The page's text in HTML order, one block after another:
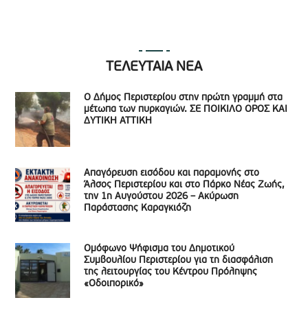
ΤΕΛΕΥΤΑΙΑ ΝΕΑ
Ο Δήμος Περιστερίου στην πρώτη γραμμή στα
μέτωπα των πυρκαγιών. ΣΕ ΠΟΙΚΙΛΟ ΟΡΟΣ ΚΑΙ
ΔΥΤΙΚΗ ΑΤΤΙΚΗ
Απαγόρευση εισόδου και παραμονής στο
Άλσος Περιστερίου και στο Πάρκο Νέας Ζωής,
την 1η Αυγούστου 2026 – Ακύρωση
Παράστασης Καραγκιόζη
Ομόφωνο Ψήφισμα του Δημοτικού
Συμβουλίου Περιστερίου για τη διασφάλιση
της λειτουργίας του Κέντρου Πρόληψης
«Οδοιπορικό»